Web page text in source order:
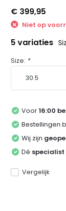
€ 399,95
Niet op
5 variaties
Size: *
Voor16:00
Bestellingen
Wij zijn
Dé specialist
Vergelijk